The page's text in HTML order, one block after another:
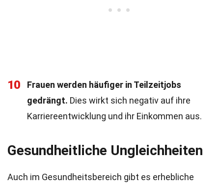
10
Frauen werden häufiger in Teilzeitjobs
gedrängt. Dies wirkt sich negativ auf ihre
Karriereentwicklung und ihr Einkommen aus.
Gesundheitliche Ungleichheiten
Auch im Gesundheitsbereich gibt es erhebliche